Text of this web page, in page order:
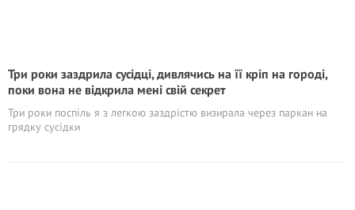
Три роки заздрила сусідці, дивлячись на її кріп на городі,
поки вона не відкрила мені свій секрет
Три роки поспіль я з легкою заздрістю визирала через паркан на
грядку сусідки